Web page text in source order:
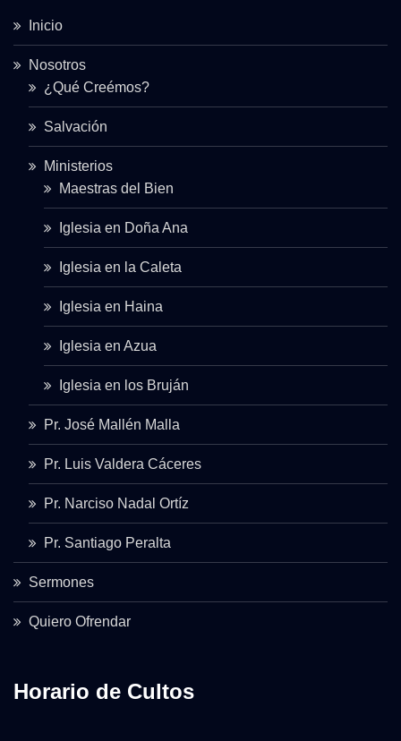
Inicio
Nosotros
¿Qué Creémos?
Salvación
Ministerios
Maestras del Bien
Iglesia en Doña Ana
Iglesia en la Caleta
Iglesia en Haina
Iglesia en Azua
Iglesia en los Bruján
Pr. José Mallén Malla
Pr. Luis Valdera Cáceres
Pr. Narciso Nadal Ortíz
Pr. Santiago Peralta
Sermones
Quiero Ofrendar
Horario de Cultos